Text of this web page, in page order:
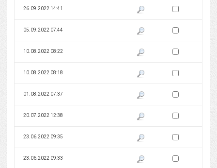
26.09.2022 14:41 Pokaż podgląd wersji z dnia
Zaznacz wersję do
05.09.2022 07:44 Pokaż podgląd wersji z dnia
Zaznacz wersję do
10.08.2022 08:22 Pokaż podgląd wersji z dnia
Zaznacz wersję do
10.08.2022 08:18 Pokaż podgląd wersji z dnia
Zaznacz wersję do
01.08.2022 07:37 Pokaż podgląd wersji z dnia
Zaznacz wersję do
20.07.2022 12:38 Pokaż podgląd wersji z dnia
Zaznacz wersję do
23.06.2022 09:35 Pokaż podgląd wersji z dnia
Zaznacz wersję do
23.06.2022 09:33 Pokaż podgląd wersji z dnia
Zaznacz wersję do